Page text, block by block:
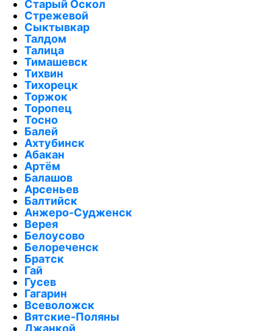
Старый Оскол
Стрежевой
Сыктывкар
Талдом
Талица
Тимашевск
Тихвин
Тихорецк
Торжок
Торопец
Тосно
Балей
Ахтубинск
Абакан
Артём
Балашов
Арсеньев
Балтийск
Анжеро-Судженск
Верея
Белоусово
Белореченск
Братск
Гай
Гусев
Гагарин
Всеволожск
Вятские-Поляны
Джанкой